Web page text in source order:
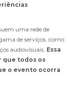
uma rede de
de serviços, como
audiovisuais. Essa
que todos os
o evento ocorra